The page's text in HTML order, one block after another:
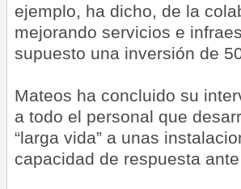
ejemplo, ha dicho, de la
mejorando servicios e
supuesto una inversión de
Mateos ha concluido su
a todo el personal que
“larga vida” a unas
capacidad de respuesta